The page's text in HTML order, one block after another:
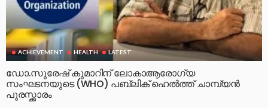
ACHIEVEMENT HEALTH LATEST
ഡോ.സുരേഷ് കുമാറിന് ലോകാആരോഗ്യ
സംഘടനയുടെ (WHO) പബ്ലിക് ഹെൽത്ത് ചാമ്പ്യൻ
പുരസ്ക്കാരം